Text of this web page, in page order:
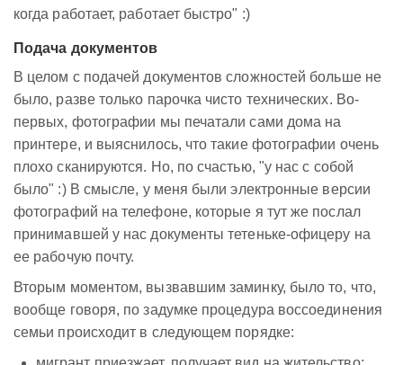
когда работает, работает быстро" :)
Подача документов
В целом с подачей документов сложностей больше не
было, разве только парочка чисто технических. Во-
первых, фотографии мы печатали сами дома на
принтере, и выяснилось, что такие фотографии очень
плохо сканируются. Но, по счастью, "у нас с собой
было" :) В смысле, у меня были электронные версии
фотографий на телефоне, которые я тут же послал
принимавшей у нас документы тетеньке-офицеру на
ее рабочую почту.
Вторым моментом, вызвавшим заминку, было то, что,
вообще говоря, по задумке процедура воссоединения
семьи происходит в следующем порядке: